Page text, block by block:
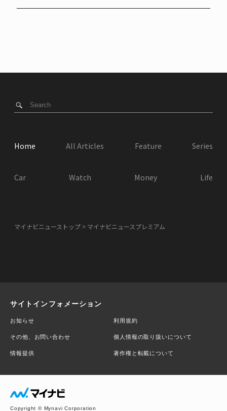
Home All Articles Feature Series
Car Watch Money Life
マイナビニューストップ マイナビニュースプレミアム
サイトインフォメーション
お知らせ 利用規約
その他、お問い合わせ 個人情報の取り扱いについて
情報提供 著作権と転載について
Copyright © Mynavi Corporation